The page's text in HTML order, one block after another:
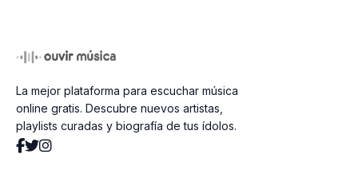
Mi Destino
La mejor plataforma para escuchar música
online gratis. Descubre nuevos artistas,
playlists curadas y biografía de tus ídolos.